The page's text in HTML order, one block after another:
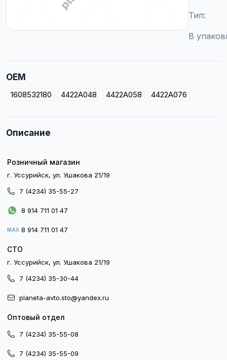
Тип
В
OEM
1608532180 4422A048 4422A058 4422A076
Описание
Розничный магазин
г. Уссурийск, ул. Ушакова 21/19
7 (4234) 35-55-27
8 914 711 01 47
MAX 8 914 711 01 47
СТО
г. Уссурийск, ул. Ушакова 21/19
7 (4234) 35-30-44
planeta-avto.sto@yandex.ru
Оптовый отдел
7 (4234) 35-55-08
7 (4234) 35-55-09